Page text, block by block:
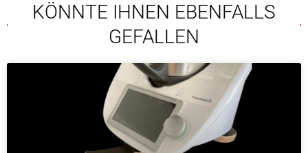
KÖNNTE IHNEN EBENFALLS
GEFALLEN